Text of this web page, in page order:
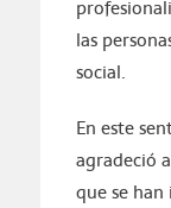
las
social.
En este
agradeció
que se